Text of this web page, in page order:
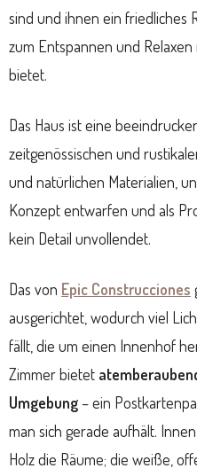
sind und ihnen ein friedliches
zum Entspannen und
bietet.
Das Haus ist eine
zeitgenössischen und
und natürlichen Materialien,
Konzept entwarfen und als
kein Detail unvollendet.
Das von Epic Construcciones
ausgerichtet, wodurch viel
fällt, die um einen Innenhof
Zimmer bietet
Umgebung – ein
man sich gerade aufhält.
Holz die Räume; die weiße,